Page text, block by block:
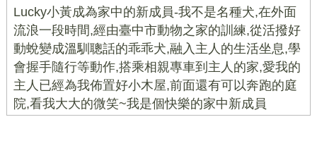
Lucky小黃成為家中的新成員-我不是名種犬,在外面
流浪一段時間,經由臺中市動物之家的訓練,從活撥好
動蛻變成溫馴聰話的乖乖犬,融入主人的生活坐息,學
會握手隨行等動作,搭乘相親專車到主人的家,愛我的
主人已經為我佈置好小木屋,前面還有可以奔跑的庭
院,看我大大的微笑~我是個快樂的家中新成員